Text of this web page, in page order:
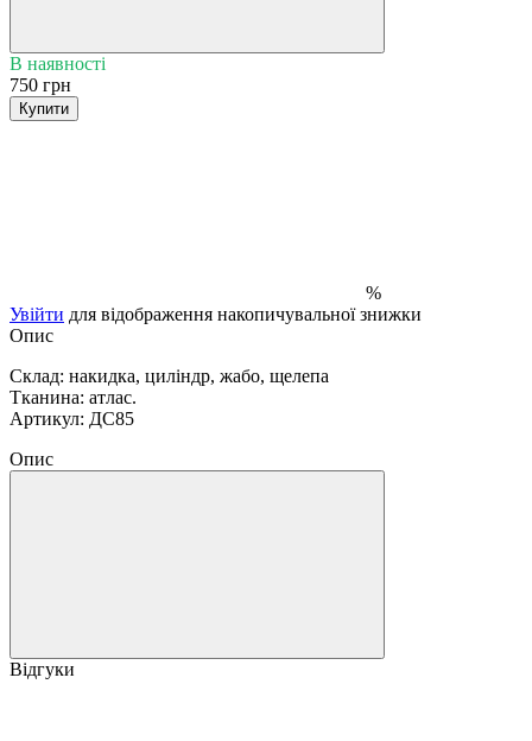
В наявності
750 грн
Купити
%
Увійти для відображення накопичувальної знижки
Опис
Склад: накидка, циліндр, жабо, щелепа
Тканина: атлас.
Артикул: ДС85
Опис
Відгуки